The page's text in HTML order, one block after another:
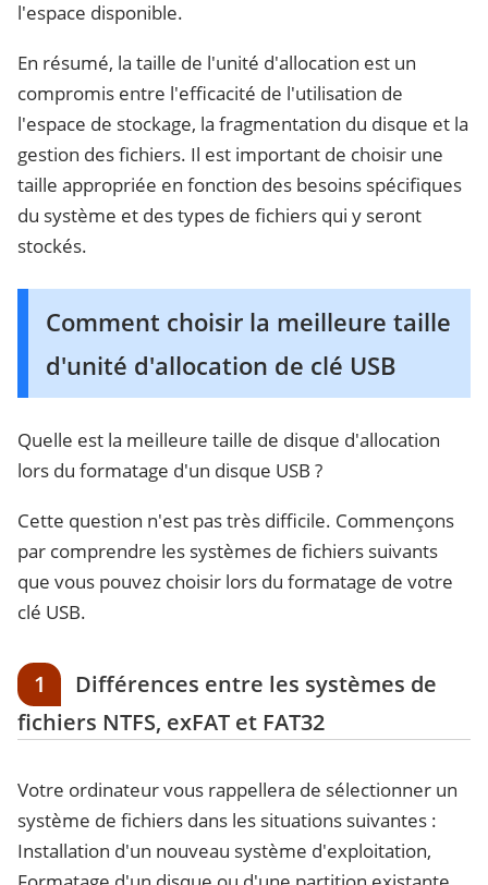
l'espace disponible.
En résumé, la taille de l'unité d'allocation est un
compromis entre l'efficacité de l'utilisation de
l'espace de stockage, la fragmentation du disque et la
gestion des fichiers. Il est important de choisir une
taille appropriée en fonction des besoins spécifiques
du système et des types de fichiers qui y seront
stockés.
Comment choisir la meilleure taille
d'unité d'allocation de clé USB
Quelle est la meilleure taille de disque d'allocation
lors du formatage d'un disque USB ?
Cette question n'est pas très difficile. Commençons
par comprendre les systèmes de fichiers suivants
que vous pouvez choisir lors du formatage de votre
clé USB.
1
Différences entre les systèmes de
fichiers NTFS, exFAT et FAT32
Votre ordinateur vous rappellera de sélectionner un
système de fichiers dans les situations suivantes :
Installation d'un nouveau système d'exploitation,